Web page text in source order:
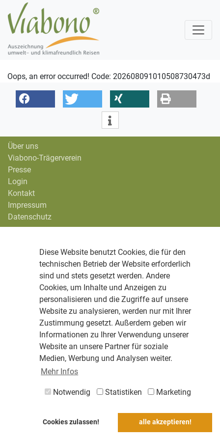
Diese Website benutzt Cookies, die für den
technischen Betrieb der Website erforderlich
sind und stets gesetzt werden. Andere
Cookies, um Inhalte und Anzeigen zu
personalisieren und die Zugriffe auf unsere
Website zu analysieren, werden nur mit Ihrer
Zustimmung gesetzt. Außerdem geben wir
Informationen zu Ihrer Verwendung unserer
Website an unsere Partner für soziale
Medien, Werbung und Analysen weiter.
Mehr Infos
Notwendig Statistiken Marketing
Cookies zulassen! alle akzeptieren!
Oops, an error occurred! Code: 202608091010508730473d
Über uns
Viabono-Trägerverein
Presse
Login
Kontakt
Impressum
Datenschutz